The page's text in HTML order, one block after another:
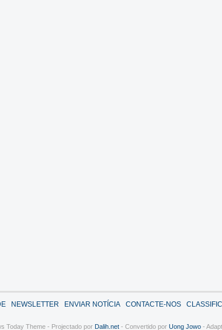
NEWSLETTER ENVIAR NOTÍCIA CONTACTE-NOS
Today Theme - Projectado por Dalih.net - Convertido por Uong Jowo -